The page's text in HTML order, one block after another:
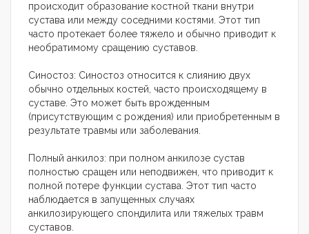
происходит образование костной ткани внутри
сустава или между соседними костями. Этот тип
часто протекает более тяжело и обычно приводит к
необратимому сращению суставов.
Синостоз: Синостоз относится к слиянию двух
обычно отдельных костей, часто происходящему в
суставе. Это может быть врожденным
(присутствующим с рождения) или приобретенным в
результате травмы или заболевания.
Полный анкилоз: при полном анкилозе сустав
полностью сращен или неподвижен, что приводит к
полной потере функции сустава. Этот тип часто
наблюдается в запущенных случаях
анкилозирующего спондилита или тяжелых травм
суставов.